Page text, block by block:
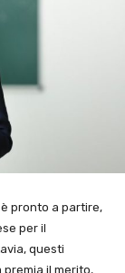
pronto a partire,
per il
questi
il merito,